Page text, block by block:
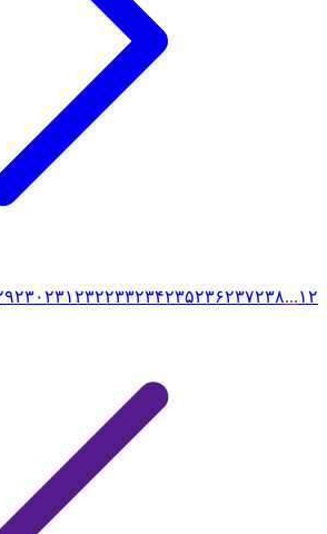
۱۲ ... ۲۳۰۲۳۱۲۳۲۲۳۳۲۳۴۲۳۵۲۳۶۲۳۷۲۳۸